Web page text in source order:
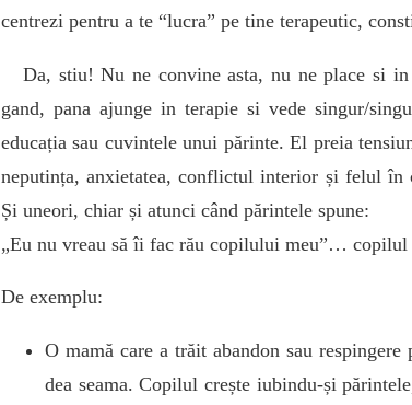
centrezi pentru a te “lucra” pe tine terapeutic,
Da, stiu! Nu ne convine asta, nu ne place si in
gand, pana ajunge in terapie si vede singur/
educația sau cuvintele unui părinte. El preia
neputința, anxietatea, conflictul interior și felul în
Și uneori, chiar și atunci când părintele spune:
„Eu nu vreau să îi fac rău copilului meu”…
De exemplu:
O mamă care a trăit abandon sau
dea seama. Copilul crește iubindu-și